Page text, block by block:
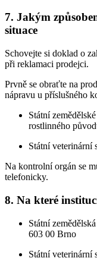
7. Jakým
situace
Schovejte si doklad o
při reklamaci prodejci.
Prvně se obraťte na
nápravu u příslušného
Státní
rostlinného
Státní veterinární
Na kontrolní orgán se
telefonicky.
8. Na které
Státní
603 00 Brno
Státní veterinární